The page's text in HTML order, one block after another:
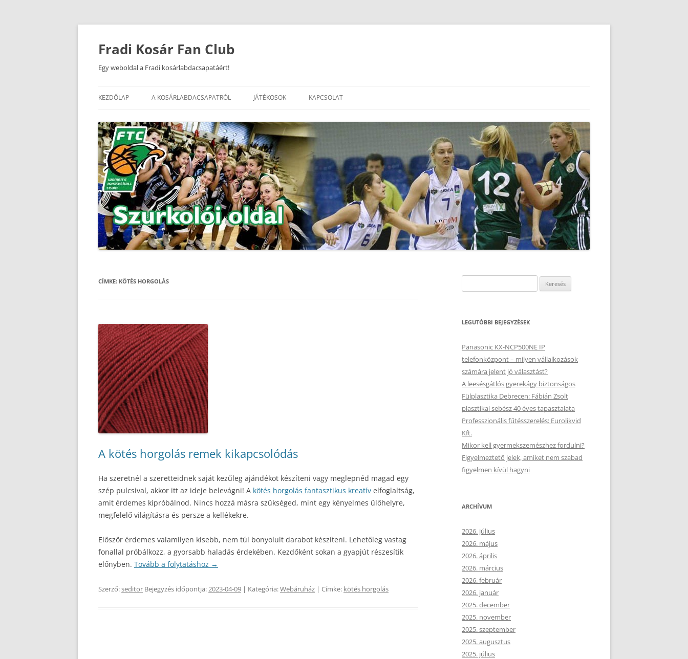
Kilépés
tartalomba
Fradi Kosár Fan Club
Egy weboldal a Fradi kosárlabdacsapatáért!
KEZDŐLAP A KOSÁRLABDACSAPATRÓL JÁTÉKOSOK KAPCSOLAT
CÍMKE: KÖTÉS HORGOLÁS
A kötés horgolás remek kikapcsolódás
Ha szeretnél a szeretteidnek saját kezűleg ajándékot készíteni vagy meglepnéd magad egy
szép pulcsival, akkor itt az ideje belevágni! A kötés horgolás fantasztikus kreatív elfoglaltság,
amit érdemes kipróbálnod. Nincs hozzá másra szükséged, mint egy kényelmes ülőhelyre,
megfelelő világításra és persze a kellékekre.
Először érdemes valamilyen kisebb, nem túl bonyolult darabot készíteni. Lehetőleg vastag
fonallal próbálkozz, a gyorsabb haladás érdekében. Kezdőként sokan a gyapjút részesítik
előnyben. Tovább a folytatáshoz →
Szerző:seditor Bejegyzés időpontja:2023-04-09 | Kategória:Webáruház | Címke: kötés horgolás
LEGUTÓBBI BEJEGYZÉSEK
Panasonic KX-NCP500NE IP
telefonközpont – milyen vállalkozások
számára jelent jó választást?
A leesésgátlós gyerekágy biztonságos
Fülplasztika Debrecen: Fábián Zsolt
plasztikai sebész 40 éves tapasztalata
Professzionális fűtésszerelés: Eurolikvid
Kft.
Mikor kell gyermekszemészhez fordulni?
Figyelmeztető jelek, amiket nem szabad
figyelmen kívül hagyni
ARCHÍVUM
2026. július
2026. május
2026. április
2026. március
2026. február
2026. január
2025. december
2025. november
2025. szeptember
2025. augusztus
2025. július